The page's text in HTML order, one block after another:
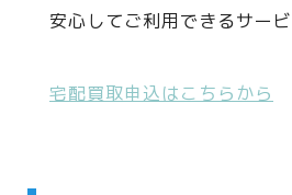
安心してご利用できるサービ
宅配買取申込はこちらから